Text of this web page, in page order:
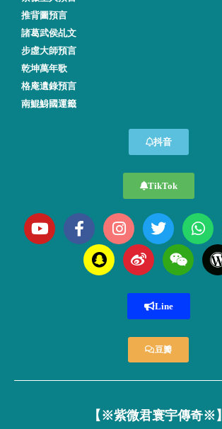
推背圖預言
諸葛武侯乩文
步虛大師預言
乾坤萬年歌
格庵遺錄預言
南鯤鯓國運籤
抖音
TikTok
Line
豆瓣
【※紫微君寰宇傳奇※】